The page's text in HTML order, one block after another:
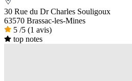
30 Rue du Dr Charles Souligoux
63570 Brassac-les-Mines
5 /5 (1 avis)
top notes